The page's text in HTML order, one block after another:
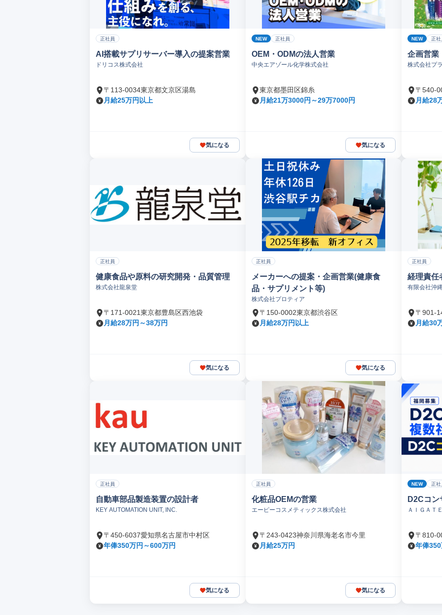
正社員
AI搭載サプリサーバー導入の提案営業
ドリコス株式会社
〒113-0034東京都文京区湯島
月給25万円以上
気になる
NEW 正社員
OEM・ODMの法人営業
中央エアゾール化学株式会社
東京都墨田区錦糸
月給21万3000円～29万7000円
気になる
NEW 正社
企画営業
株式会社プ
〒540-
月給28
正社員
健康食品や原料の研究開発・品質管理
株式会社龍泉堂
〒171-0021東京都豊島区西池袋
月給28万円～38万円
気になる
正社員
メーカーへの提案・企画営業(健康食
品・サプリメント等)
株式会社プロティア
〒150-0002東京都渋谷区
月給28万円以上
気になる
正社員
経理責任
有限会社沖
〒901-
月給30
正社員
自動車部品製造装置の設計者
KEY AUTOMATION UNIT, INC.
〒450-6037愛知県名古屋市中村区
年俸350万円～600万円
気になる
正社員
化粧品OEMの営業
エーピーコスメティックス株式会社
〒243-0423神奈川県海老名市今里
月給25万円
気になる
NEW 正社
D2Cコ
ＡＩＧＡＴ
〒810-
年俸